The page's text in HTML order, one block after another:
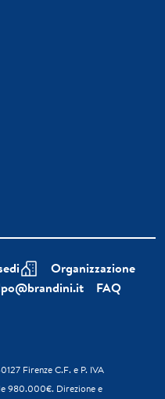
Organizzazione
FAQ
Firenze C.F. e P. IVA
980.000€. Direzione e